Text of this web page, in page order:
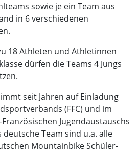
sowie je ein Team aus
in 6 verschiedenen
18 Athleten und Athletinnen
dürfen die Teams 4 Jungs
seit Jahren auf Einladung
(FFC) und im
Jugendaustauschs
Team sind u.a. alle
Mountainbike Schüler-